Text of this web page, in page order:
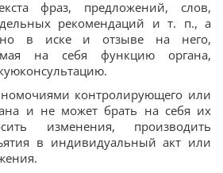
фраз, предложений, слов,
рекомендаций и т. п., а
в иске и отзыве на него,
на себя функцию органа,
контролирующего или
и не может брать на себя их
изменения, производить
в индивидуальный акт или